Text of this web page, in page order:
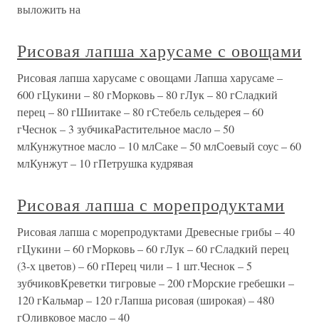
выложить на
Рисовая лапша харусаме с овощами
Рисовая лапша харусаме с овощами Лапша харусаме –
600 гЦукини – 80 гМорковь – 80 гЛук – 80 гСладкий
перец – 80 гШиитаке – 80 гСтебель сельдерея – 60
гЧеснок – 3 зубчикаРастительное масло – 50
млКунжутное масло – 10 млСаке – 50 млСоевый соус – 60
млКунжут – 10 гПетрушка кудрявая
Рисовая лапша с морепродуктами
Рисовая лапша с морепродуктами Древесные грибы – 40
гЦукини – 60 гМорковь – 60 гЛук – 60 гСладкий перец
(3-х цветов) – 60 гПерец чили – 1 шт.Чеснок – 5
зубчиковКреветки тигровые – 200 гМорские гребешки –
120 гКальмар – 120 гЛапша рисовая (широкая) – 480
гОливковое масло – 40